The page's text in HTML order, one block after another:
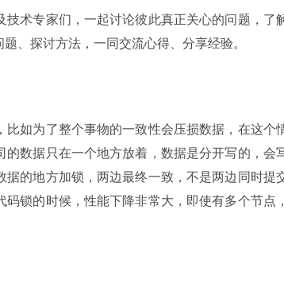
术专家们，一起讨论彼此真正关心的问题，了
、探讨方法，一同交流心得、分享经验。
如为了整个事物的一致性会压损数据，在这个
数据只在一个地方放着，数据是分开写的，会
的地方加锁，两边最终一致，不是两边同时提
锁的时候，性能下降非常大，即使有多个节点，